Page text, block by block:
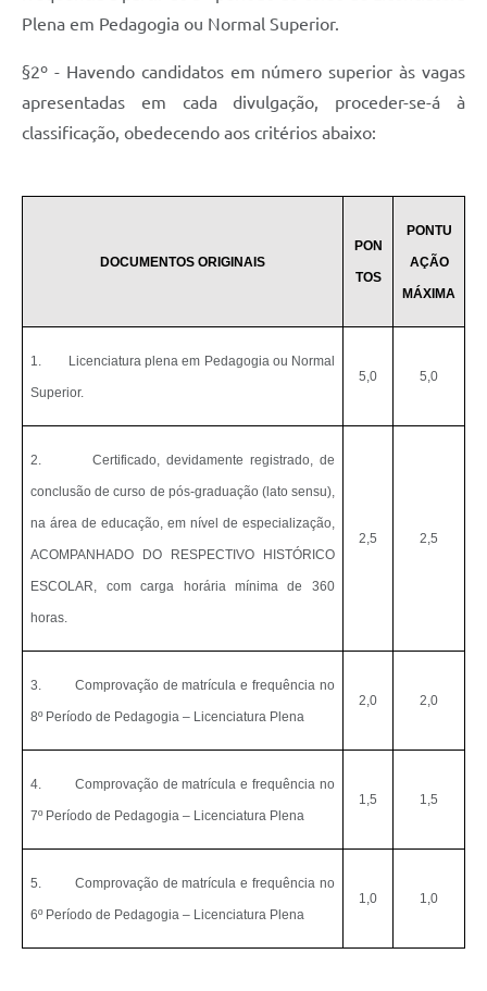
Plena em Pedagogia ou Normal Superior.
§2º - Havendo candidatos em número superior às vagas
apresentadas em cada divulgação, proceder-se-á à
classificação, obedecendo aos critérios abaixo:
DOCUMENTOS ORIGINAIS
PON
TOS
PONTU
AÇÃO
MÁXIMA
1. Licenciatura plena em Pedagogia ou Normal
Superior.
5,0 5,0
2. Certificado, devidamente registrado, de
conclusão de curso de pós-graduação (lato sensu),
na área de educação, em nível de especialização,
ACOMPANHADO DO RESPECTIVO HISTÓRICO
ESCOLAR, com carga horária mínima de 360
horas.
2,5 2,5
3. Comprovação de matrícula e frequência no
8º Período de Pedagogia – Licenciatura Plena
2,0 2,0
4. Comprovação de matrícula e frequência no
7º Período de Pedagogia – Licenciatura Plena
1,5 1,5
5. Comprovação de matrícula e frequência no
6º Período de Pedagogia – Licenciatura Plena
1,0 1,0